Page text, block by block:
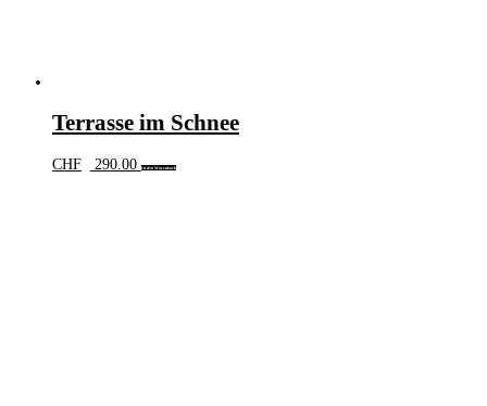
Terrasse im Schnee
CHF 290.00 In den Warenkorb